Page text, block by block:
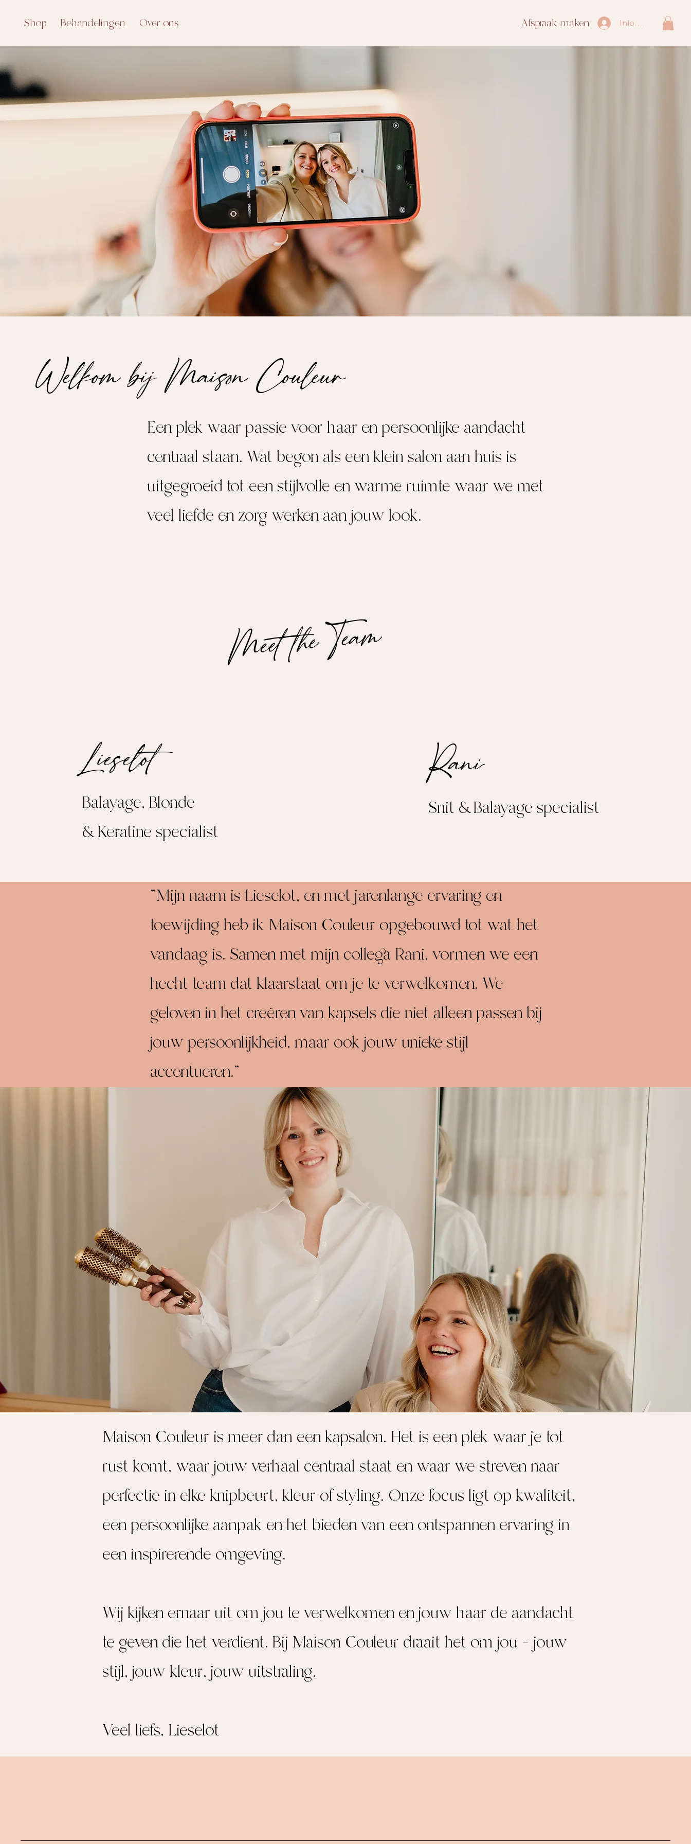
Shop Behandelingen Over ons Afspraak maken Inloggen
Welkom bij Maison Couleur
Een plek waar passie voor haar en persoonlijke aandacht
centraal staan. Wat begon als een klein salon aan huis is
uitgegroeid tot een stijlvolle en warme ruimte waar we met
veel liefde en zorg werken aan jouw look.
Lieselot
Balayage, Blonde
& Keratine specialist
Meet the Team
Rani
Snit & Balayage specialist
"Mijn naam is Lieselot, en met jarenlange ervaring en
toewijding heb ik Maison Couleur opgebouwd tot wat het
vandaag is. Samen met mijn collega Rani, vormen we een
hecht team dat klaarstaat om je te verwelkomen. We
geloven in het creëren van kapsels die niet alleen passen bij
jouw persoonlijkheid, maar ook jouw unieke stijl
accentueren."
Maison Couleur is meer dan een kapsalon. Het is een plek waar je tot
rust komt, waar jouw verhaal centraal staat en waar we streven naar
perfectie in elke knipbeurt, kleur of styling. Onze focus ligt op kwaliteit,
een persoonlijke aanpak en het bieden van een ontspannen ervaring in
een inspirerende omgeving.
Wij kijken ernaar uit om jou te verwelkomen en jouw haar de aandacht
te geven die het verdient. Bij Maison Couleur draait het om jou – jouw
stijl, jouw kleur, jouw uitstraling.
Veel liefs, Lieselot